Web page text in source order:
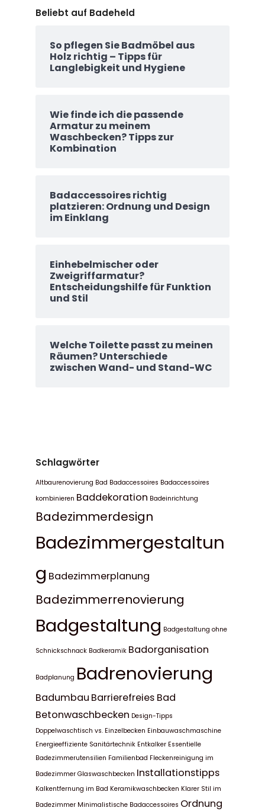
Beliebt auf Badeheld
So pflegen Sie Badmöbel aus
Holz richtig – Tipps für
Langlebigkeit und Hygiene
Wie finde ich die passende
Armatur zu meinem
Waschbecken? Tipps zur
Kombination
Badaccessoires richtig
platzieren: Ordnung und Design
im Einklang
Einhebelmischer oder
Zweigriffarmatur?
Entscheidungshilfe für Funktion
und Stil
Welche Toilette passt zu meinen
Räumen? Unterschiede
zwischen Wand- und Stand-WC
Schlagwörter
Altbaurenovierung Bad Badaccessoires Badaccessoires
kombinieren Baddekoration Badeinrichtung
Badezimmerdesign
Badezimmergestaltun
g Badezimmerplanung
Badezimmerrenovierung
Badgestaltung Badgestaltung ohne
Schnickschnack Badkeramik Badorganisation
Badplanung Badrenovierung
Badumbau Barrierefreies Bad
Betonwaschbecken Design-Tipps
Doppelwaschtisch vs. Einzelbecken Einbauwaschmaschine
Energieeffiziente Sanitärtechnik Entkalker Essentielle
Badezimmerutensilien Familienbad Fleckenreinigung im
Badezimmer Glaswaschbecken Installationstipps
Kalkentfernung im Bad Keramikwaschbecken Klarer Stil im
Badezimmer Minimalistische Badaccessoires Ordnung